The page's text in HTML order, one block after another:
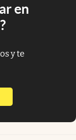
en
y te
en nueva pestaña